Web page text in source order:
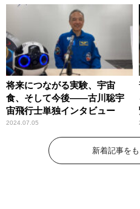
将来につながる実験、宇宙
食、そして今後――古川聡宇
宙飛行士単独インタビュー
2024.07.05
新着記事を